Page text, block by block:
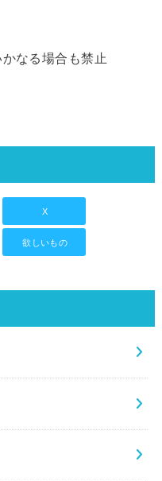
なる場合も禁止
X
欲しいもの